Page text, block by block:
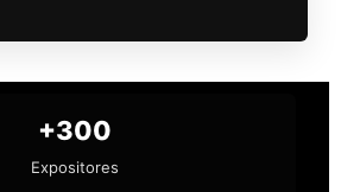
+300
Expositores